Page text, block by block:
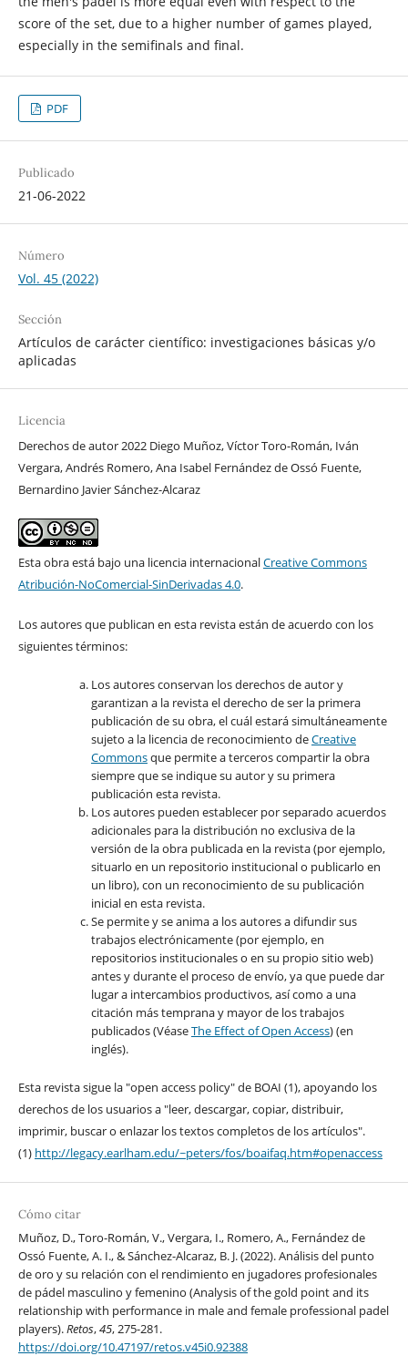
score of the set, due to a higher number of games played,
especially in the semifinals and final.
PDF
Publicado
21-06-2022
Número
Vol. 45 (2022)
Sección
Artículos de carácter científico: investigaciones básicas y/o
aplicadas
Licencia
Derechos de autor 2022 Diego Muñoz, Víctor Toro-Román, Iván
Vergara, Andrés Romero, Ana Isabel Fernández de Ossó Fuente,
Bernardino Javier Sánchez-Alcaraz
Esta obra está bajo una licencia internacionalCreative Commons
Atribución-NoComercial-SinDerivadas 4.0.
Los autores que publican en esta revista están de acuerdo con los
siguientes términos:
Los autores conservan los derechos de autor y
garantizan a la revista el derecho de ser la primera
publicación de su obra, el cuál estará simultáneamente
sujeto a la licencia de reconocimiento deCreative
Commonsque permite a terceros compartir la obra
siempre que se indique su autor y su primera
publicación esta revista.
Los autores pueden establecer por separado acuerdos
adicionales para la distribución no exclusiva de la
versión de la obra publicada en la revista (por ejemplo,
situarlo en un repositorio institucional o publicarlo en
un libro), con un reconocimiento de su publicación
inicial en esta revista.
Se permite y se anima a los autores a difundir sus
trabajos electrónicamente (por ejemplo, en
repositorios institucionales o en su propio sitio web)
antes y durante el proceso de envío, ya que puede dar
lugar a intercambios productivos, así como a una
citación más temprana y mayor de los trabajos
publicados (VéaseThe Effect of Open Access) (en
inglés).
Esta revista sigue la "open access policy" de BOAI (1), apoyando los
derechos de los usuarios a "leer, descargar, copiar, distribuir,
imprimir, buscar o enlazar los textos completos de los artículos".
(1) http://legacy.earlham.edu/~peters/fos/boaifaq.htm#openaccess
Cómo citar
Muñoz, D., Toro-Román, V., Vergara, I., Romero, A., Fernández de
Ossó Fuente, A. I., & Sánchez-Alcaraz, B. J. (2022). Análisis del punto
de oro y su relación con el rendimiento en jugadores profesionales
de pádel masculino y femenino (Analysis of the gold point and its
relationship with performance in male and female professional padel
players).Retos,45, 275-281.
https://doi.org/10.47197/retos.v45i0.92388